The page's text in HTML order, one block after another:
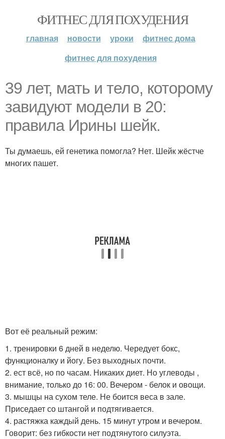
ФИТНЕС ДЛЯ ПОХУДЕНИЯ
главная новости уроки
фитнес дома
фитнес для похудения
39 лет, мать и тело, которому
завидуют модели в 20:
правила Ирины шейк.
Ты думаешь, ей генетика помогла? Нет. Шейк жёстче
многих пашет.
Вот её реальный режим:
1. тренировки 6 дней в неделю. Чередует бокс,
функционалку и йогу. Без выходных почти.
2. ест всё, но по часам. Никаких диет. Но углеводы ,
внимание, только до 16: 00. Вечером - белок и овощи.
3. мышцы на сухом теле. Не боится веса в зале.
Приседает со штангой и подтягивается.
4. растяжка каждый день. 15 минут утром и вечером.
Говорит: без гибкости нет подтянутого силуэта.